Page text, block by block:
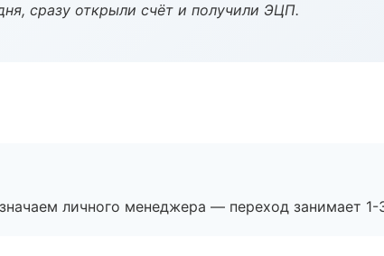
сразу открыли счёт и получили ЭЦП.
личного менеджера — переход занимает 1-